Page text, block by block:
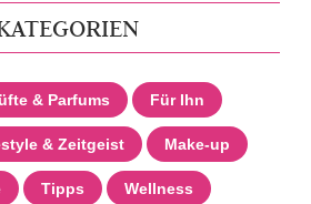
& Parfums Für Ihn
& Zeitgeist Make-up
Tipps Wellness